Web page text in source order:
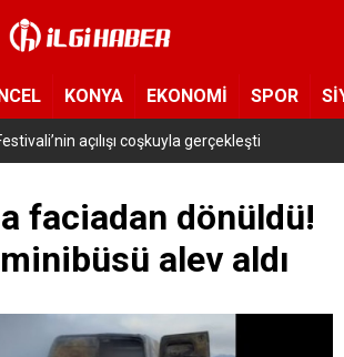
KONYA EKONOMİ SPOR
faciadan dönüldü!
alev aldı